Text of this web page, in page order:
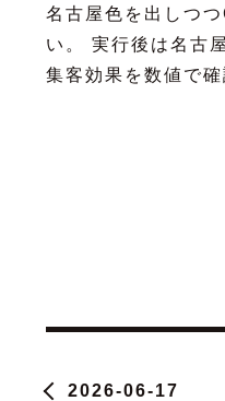
名古屋色を出しつ
い。 実行後は名古
集客効果を数値で確
2026-06-17